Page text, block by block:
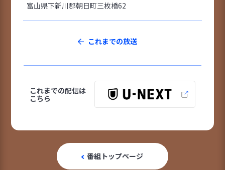
富山県下新川郡朝日町三枚橋62
これまでの放送
これまでの配信は
こちら
番組トップページ